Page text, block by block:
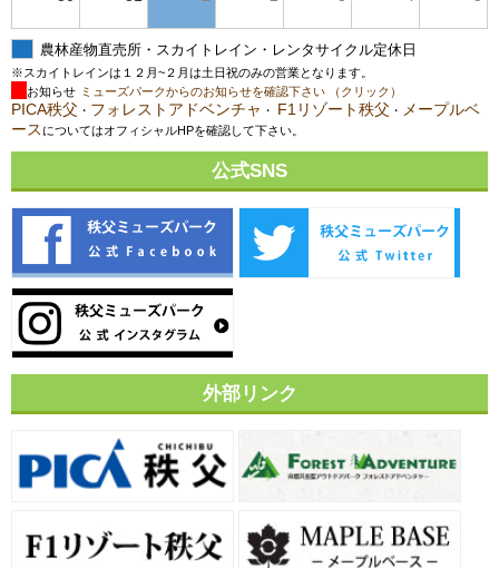
農林産物直売所・スカイトレイン・レンタサイクル定休日
※スカイトレインは１２月~２月は土日祝のみの営業となります。
お知らせ ミューズパークからのお知らせを確認下さい （クリック）
PICA秩父 ・ フォレストアドベンチャ ・ F1リゾート秩父 ・ メープルベ
ース についてはオフィシャルHPを確認して下さい。
公式SNS
外部リンク